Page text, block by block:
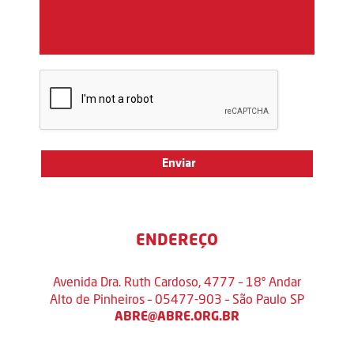
ENDEREÇO
Avenida Dra. Ruth Cardoso, 4777 – 18º Andar
Alto de Pinheiros – 05477-903 – São Paulo SP
ABRE@ABRE.ORG.BR